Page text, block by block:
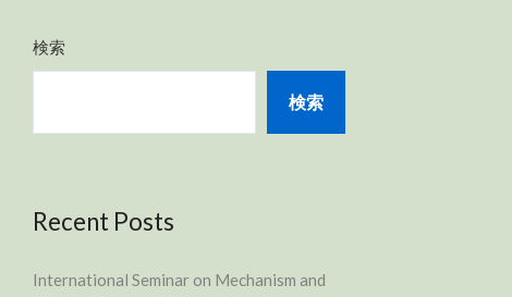
検索
検索
Recent Posts
International Seminar on Mechanism and